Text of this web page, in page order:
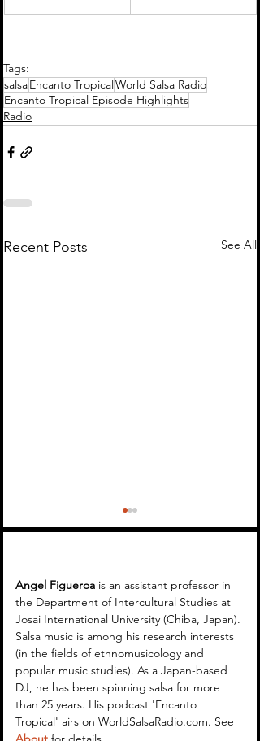
Tags:
salsaEncanto TropicalWorld Salsa Radio
Encanto Tropical Episode Highlights
Radio
Recent Posts See All
Encanto Tropical 35 -
Fania 60th Anniversary
Tribute Session (Part 1)
Angel Figueroa is an assistant professor in
the Department of Intercultural Studies at
Josai International University (Chiba, Japan).
Salsa music is among his research interests
(in the fields of ethnomusicology and
popular music studies). As a Japan-based
DJ, he has been spinning salsa for more
than 25 years. His podcast 'Encanto
Tropical' airs on WorldSalsaRadio.com. See